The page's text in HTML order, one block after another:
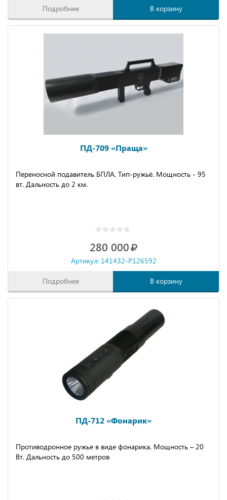
Подробнее В корзину
ПД-709 «Праща»
Переносной подавитель БПЛА. Тип-ружьё. Мощность - 95
вт. Дальность до 2 км.
280 000
Артикул: 141432-P126592
Подробнее В корзину
ПД-712 «Фонарик»
Противодронное ружье в виде фонарика. Мощность – 20
Вт. Дальность до 500 метров